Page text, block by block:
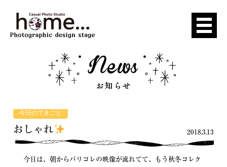
今日のできごと
おしゃれ 2018.3.13
今日は、朝からパリコレの映像が流れてて、もう秋冬コレク